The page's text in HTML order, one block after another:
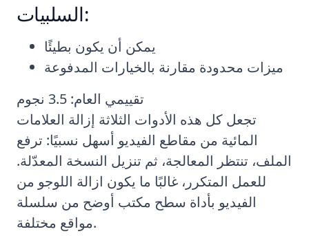
السلبيات:
يمكن أن يكون بطيئًا
ميزات محدودة مقارنة بالخيارات المدفوعة
تقييمي العام: 3.5 نجوم
تجعل كل هذه الأدوات الثلاثة إزالة العلامات
المائية من مقاطع الفيديو أسهل نسبيًا: ترفع
الملف، تنتظر المعالجة، ثم تنزيل النسخة المعدّلة.
للعمل المتكرر، غالبًا ما يكون ازالة اللوجو من
الفيديو بأداة سطح مكتب أوضح من سلسلة
مواقع مختلفة.